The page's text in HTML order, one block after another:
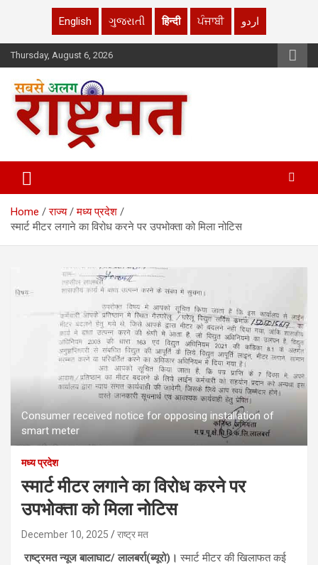
English ગુજરાતી हिन्दी ਪੰਜਾਬੀ اردو
Skip
to
Thursday, August 6, 2026
rashtrmat.com
Home राज्य
मध्य प्रदेश
स्मार्ट मीटर लगाने का विरोध करने पर उपभोक्ता को मिला नोटिस
Consumer received notice for opposing installation of
smart meter
मध्य प्रदेश
स्मार्ट मीटर लगाने का विरोध करने पर
उपभोक्ता को मिला नोटिस
December 10, 2025 राष्ट्र मत
राष्ट्रमत न्यूज बालाघाट/ लालबर्रा(ब्यूरो)। स्मार्ट मीटर की खिलाफत कई